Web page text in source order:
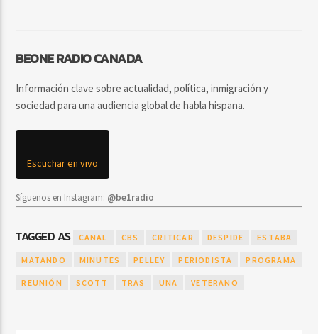
BEONE RADIO CANADA
Información clave sobre actualidad, política, inmigración y
sociedad para una audiencia global de habla hispana.
Escuchar en vivo
Síguenos en Instagram: @be1radio
TAGGED AS CANAL CBS CRITICAR DESPIDE ESTABA
MATANDO MINUTES PELLEY PERIODISTA PROGRAMA
REUNIÓN SCOTT TRAS UNA VETERANO